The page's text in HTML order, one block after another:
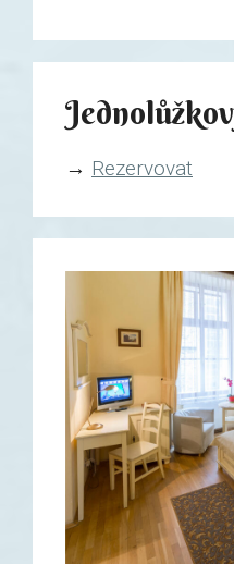
→ Rezervovat